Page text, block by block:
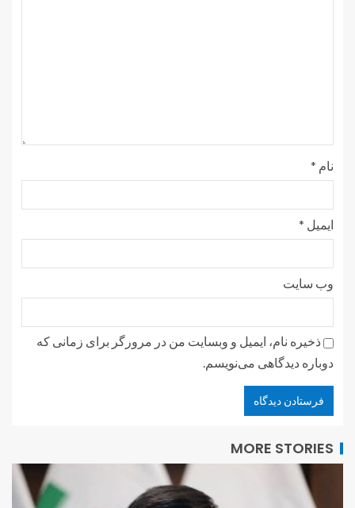
نام *
ایمیل *
وب‌ سایت
ذخیره نام، ایمیل و وبسایت من در مرورگر برای زمانی که
دوباره دیدگاهی می‌نویسم.
MORE STORIES